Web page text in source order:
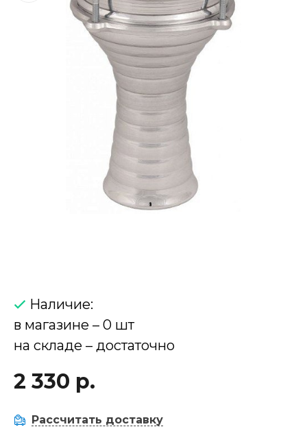
Наличие:
в магазине – 0 шт
на складе – достаточно
2 330 р.
Рассчитать доставку